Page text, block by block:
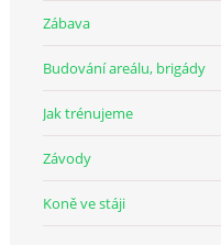
Zábava
Budování areálu, brigády
Jak trénujeme
Závody
Koně ve stáji